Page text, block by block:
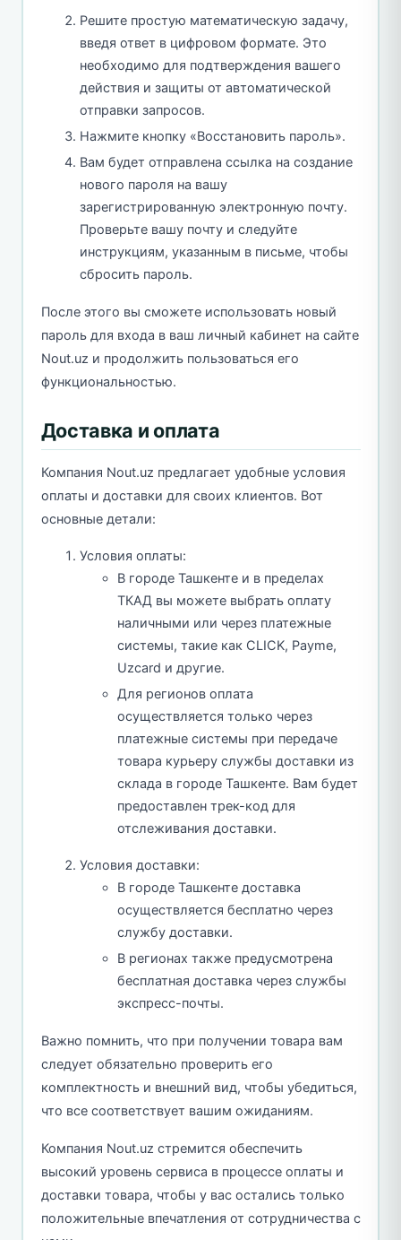
Решите простую математическую задачу,
введя ответ в цифровом формате. Это
необходимо для подтверждения вашего
действия и защиты от автоматической
отправки запросов.
Нажмите кнопку «Восстановить пароль».
Вам будет отправлена ссылка на создание
нового пароля на вашу
зарегистрированную электронную почту.
Проверьте вашу почту и следуйте
инструкциям, указанным в письме, чтобы
сбросить пароль.
После этого вы сможете использовать новый
пароль для входа в ваш личный кабинет на сайте
Nout.uz и продолжить пользоваться его
функциональностью.
Доставка и оплата
Компания Nout.uz предлагает удобные условия
оплаты и доставки для своих клиентов. Вот
основные детали:
Условия оплаты:
В городе Ташкенте и в пределах
ТКАД вы можете выбрать оплату
наличными или через платежные
системы, такие как CLICK, Payme,
Uzcard и другие.
Для регионов оплата
осуществляется только через
платежные системы при передаче
товара курьеру службы доставки из
склада в городе Ташкенте. Вам будет
предоставлен трек-код для
отслеживания доставки.
Условия доставки:
В городе Ташкенте доставка
осуществляется бесплатно через
службу доставки.
В регионах также предусмотрена
бесплатная доставка через службы
экспресс-почты.
Важно помнить, что при получении товара вам
следует обязательно проверить его
комплектность и внешний вид, чтобы убедиться,
что все соответствует вашим ожиданиям.
Компания Nout.uz стремится обеспечить
высокий уровень сервиса в процессе оплаты и
доставки товара, чтобы у вас остались только
положительные впечатления от сотрудничества с